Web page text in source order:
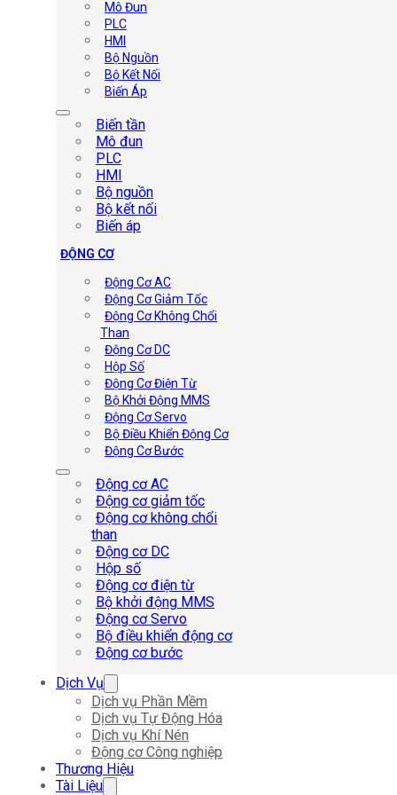
Mô Đun
PLC
HMI
Bộ Nguồn
Bộ Kết Nối
Biến Áp
Biến tần
Mô đun
PLC
HMI
Bộ nguồn
Bộ kết nối
Biến áp
ĐỘNG CƠ
Động Cơ AC
Động Cơ Giảm Tốc
Động Cơ Không Chổi
Than
Động Cơ DC
Hộp Số
Động Cơ Điện Từ
Bộ Khởi Động MMS
Động Cơ Servo
Bộ Điều Khiển Động Cơ
Động Cơ Bước
Động cơ AC
Động cơ giảm tốc
Động cơ không chổi
than
Động cơ DC
Hộp số
Động cơ điện từ
Bộ khởi động MMS
Động cơ Servo
Bộ điều khiển động cơ
Động cơ bước
Dịch Vụ
Dịch vụ Phần Mềm
Dịch vụ Tự Động Hóa
Dịch vụ Khí Nén
Động cơ Công nghiệp
Thương Hiệu
Tài Liệu